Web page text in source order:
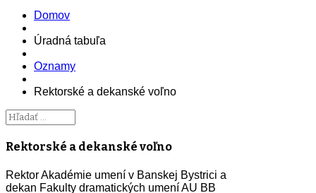
Domov
Úradná tabuľa
Oznamy
Rektorské a dekanské voľno
Rektorské a dekanské voľno
Rektor Akadémie umení v Banskej Bystrici a
dekan Fakulty dramatických umení AU BB